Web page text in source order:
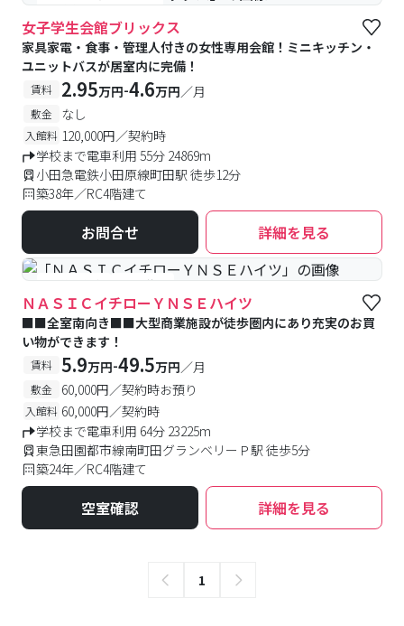
#食事付き #女性専用
女子学生会館ブリックス
家具家電・食事・管理人付きの女性専用会館！ミニキッチン・
ユニットバスが居室内に完備！
賃料 2.95万円-4.6万円／月
敷金 なし
入館料 120,000円／契約時
学校まで電車利用 55分 24869m
小田急電鉄小田原線町田駅 徒歩12分
築38年／RC4階建て
お問合せ 詳細を見る
#予約受付中 #空室待ち
ＮＡＳＩＣイチローＹＮＳＥハイツ
■■全室南向き■■大型商業施設が徒歩圏内にあり充実のお買
い物ができます！
賃料 5.9万円-49.5万円／月
敷金 60,000円／契約時お預り
入館料 60,000円／契約時
学校まで電車利用 64分 23225m
東急田園都市線南町田グランベリーＰ駅 徒歩5分
築24年／RC4階建て
空室確認 詳細を見る
1